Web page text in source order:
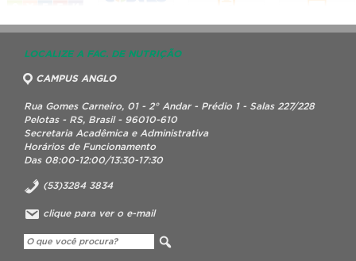
LOCALIZE A FAC. DE NUTRIÇÃO
CAMPUS ANGLO
Rua Gomes Carneiro, 01 - 2° Andar - Prédio 1 - Salas 227/228
Pelotas - RS, Brasil - 96010-610
Secretaria Acadêmica e Administrativa
Horários de Funcionamento
Das 08:00-12:00/13:30-17:30
(53)3284 3834
clique para ver o e-mail